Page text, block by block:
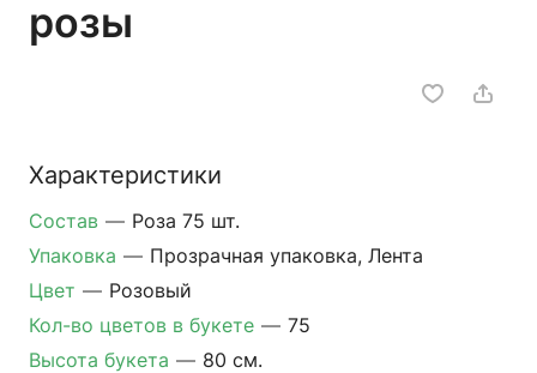
розы
Характеристики
Состав — Роза 75 шт.
Упаковка — Прозрачная упаковка, Лента
Цвет — Розовый
Кол-во цветов в букете — 75
Высота букета — 80 см.